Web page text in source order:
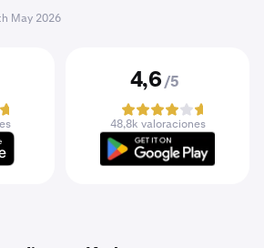
May 2026
4,6 /5
48,8k valoraciones